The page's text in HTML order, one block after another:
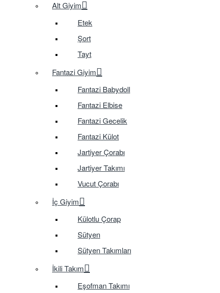
Alt Giyim
Etek
Şort
Tayt
Fantazi Giyim
Fantazi Babydoll
Fantazi Elbise
Fantazi Gecelik
Fantazi Külot
Jartiyer Çorabı
Jartiyer Takımı
Vucut Çorabı
İç Giyim
Külotlu Çorap
Sütyen
Sütyen Takımları
İkili Takım
Eşofman Takımı